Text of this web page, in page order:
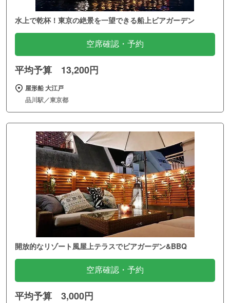
水上で乾杯！東京の絶景を一望できる船上ビアガーデン
空席確認・予約
平均予算 13,200円
屋形船 大江戸
品川駅／東京都
開放的なリゾート風屋上テラスでビアガーデン&BBQ
空席確認・予約
平均予算 3,000円